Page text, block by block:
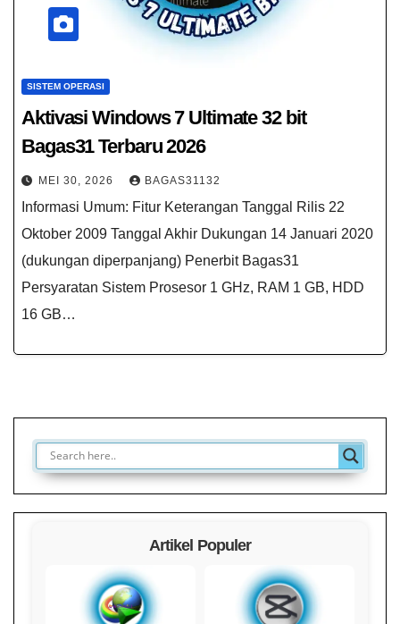
SISTEM OPERASI
Aktivasi Windows 7 Ultimate 32 bit
Bagas31​ Terbaru 2026
MEI 30, 2026 BAGAS31132
Informasi Umum: Fitur Keterangan Tanggal Rilis 22
Oktober 2009 Tanggal Akhir Dukungan 14 Januari 2020
(dukungan diperpanjang) Penerbit Bagas31
Persyaratan Sistem Prosesor 1 GHz, RAM 1 GB, HDD
16 GB…
Artikel Populer